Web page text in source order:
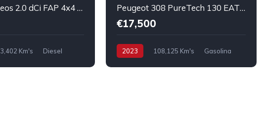
Renault Koleos 2.0 dCi FAP 4x4 Luxe
Km's Diesel
Peugeot 308 PureTech 130 EAT8 Allure Pack
€17,500
2023 108,125 Km's Gasolina